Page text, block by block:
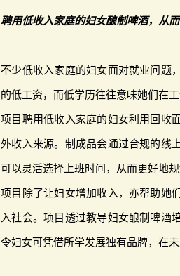
聘用低收入家庭的妇女酿制啤酒，从
不少低收入家庭的妇女面对就业问题
的低工资，而低学历往往意味她们在工
项目聘用低收入家庭的妇女利用回收
外收入来源。制成品会通过合规的线
可以灵活选择上班时间，从而更好地
项目除了让妇女增加收入，亦帮助她
入社会。项目透过教导妇女酿制啤酒
令妇女可凭借所学发展独有品牌，在未